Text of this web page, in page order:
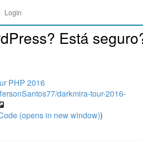
Login
Está
PHP 2016
darkmira-tour-2016-
(opens in new window))